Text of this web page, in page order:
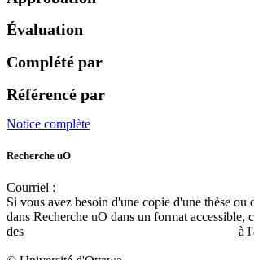
Évaluation
Complété par
Référencé par
Notice complète
Recherche uO
Courriel :
Si vous avez besoin d'une copie d'une thèse ou
dans Recherche uO dans un format accessible,
des
à